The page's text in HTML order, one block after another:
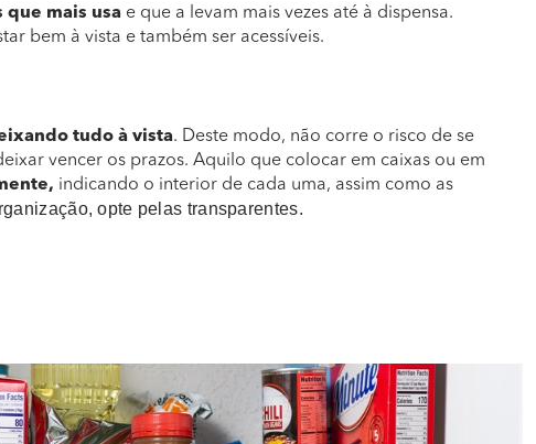
que mais usa e que a levam mais vezes até à dispensa.
bem à vista e também ser acessíveis.
tudo à vista. Deste modo, não corre o risco de se
vencer os prazos. Aquilo que colocar em caixas ou em
indicando o interior de cada uma, assim como as
opte pelas transparentes.